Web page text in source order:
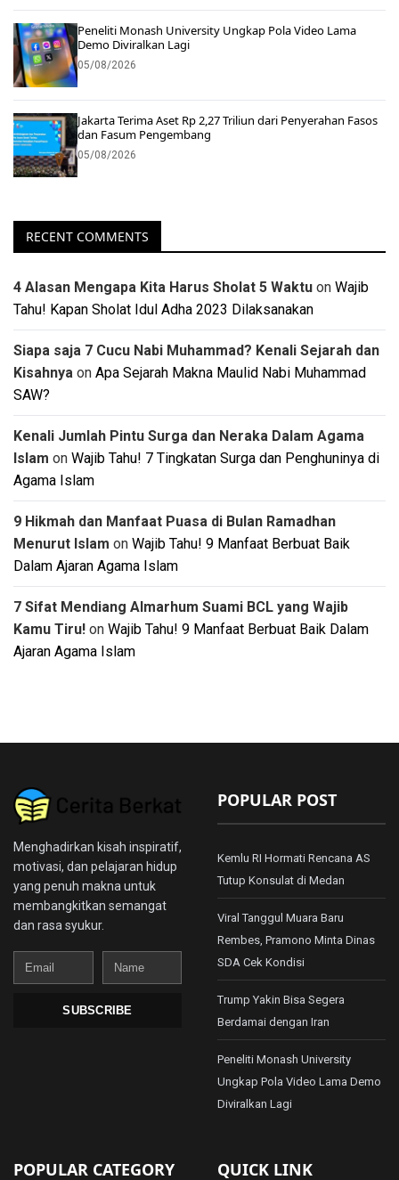
Peneliti Monash University Ungkap Pola Video Lama
Demo Diviralkan Lagi
05/08/2026
Jakarta Terima Aset Rp 2,27 Triliun dari Penyerahan Fasos
dan Fasum Pengembang
05/08/2026
RECENT COMMENTS
4 Alasan Mengapa Kita Harus Sholat 5 Waktu on Wajib
Tahu! Kapan Sholat Idul Adha 2023 Dilaksanakan
Siapa saja 7 Cucu Nabi Muhammad? Kenali Sejarah dan
Kisahnya on Apa Sejarah Makna Maulid Nabi Muhammad
SAW?
Kenali Jumlah Pintu Surga dan Neraka Dalam Agama
Islam on Wajib Tahu! 7 Tingkatan Surga dan Penghuninya di
Agama Islam
9 Hikmah dan Manfaat Puasa di Bulan Ramadhan
Menurut Islam on Wajib Tahu! 9 Manfaat Berbuat Baik
Dalam Ajaran Agama Islam
7 Sifat Mendiang Almarhum Suami BCL yang Wajib
Kamu Tiru! on Wajib Tahu! 9 Manfaat Berbuat Baik Dalam
Ajaran Agama Islam
Menghadirkan kisah inspiratif,
motivasi, dan pelajaran hidup
yang penuh makna untuk
membangkitkan semangat
dan rasa syukur.
Email
Name
SUBSCRIBE
POPULAR POST
Kemlu RI Hormati Rencana AS
Tutup Konsulat di Medan
Viral Tanggul Muara Baru
Rembes, Pramono Minta Dinas
SDA Cek Kondisi
Trump Yakin Bisa Segera
Berdamai dengan Iran
Peneliti Monash University
Ungkap Pola Video Lama Demo
Diviralkan Lagi
POPULAR CATEGORY QUICK LINK